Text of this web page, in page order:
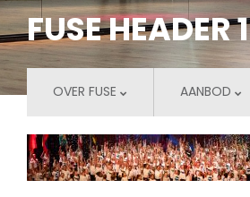
FUSE HEADER 1
OVER FUSE AANBOD